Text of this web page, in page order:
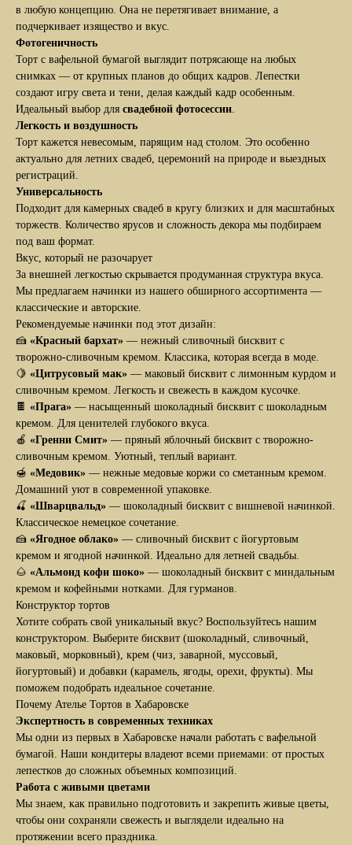
в любую концепцию. Она не перетягивает внимание, а
подчеркивает изящество и вкус.
Фотогеничность
Торт с вафельной бумагой выглядит потрясающе на любых
снимках — от крупных планов до общих кадров. Лепестки
создают игру света и тени, делая каждый кадр особенным.
Идеальный выбор для свадебной фотосессии.
Легкость и воздушность
Торт кажется невесомым, парящим над столом. Это особенно
актуально для летних свадеб, церемоний на природе и выездных
регистраций.
Универсальность
Подходит для камерных свадеб в кругу близких и для масштабных
торжеств. Количество ярусов и сложность декора мы подбираем
под ваш формат.
Вкус, который не разочарует
За внешней легкостью скрывается продуманная структура вкуса.
Мы предлагаем начинки из нашего обширного ассортимента —
классические и авторские.
Рекомендуемые начинки под этот дизайн:
🍰 «Красный бархат» — нежный сливочный бисквит с
творожно-сливочным кремом. Классика, которая всегда в моде.
🍋 «Цитрусовый мак» — маковый бисквит с лимонным курдом и
сливочным кремом. Легкость и свежесть в каждом кусочке.
🍫 «Прага» — насыщенный шоколадный бисквит с шоколадным
кремом. Для ценителей глубокого вкуса.
🍎 «Гренни Смит» — пряный яблочный бисквит с творожно-
сливочным кремом. Уютный, теплый вариант.
🍯 «Медовик» — нежные медовые коржи со сметанным кремом.
Домашний уют в современной упаковке.
🍒 «Шварцвальд» — шоколадный бисквит с вишневой начинкой.
Классическое немецкое сочетание.
🍰 «Ягодное облако» — сливочный бисквит с йогуртовым
кремом и ягодной начинкой. Идеально для летней свадьбы.
🌰 «Альмонд кофи шоко» — шоколадный бисквит с миндальным
кремом и кофейными нотками. Для гурманов.
Конструктор тортов
Хотите собрать свой уникальный вкус? Воспользуйтесь нашим
конструктором. Выберите бисквит (шоколадный, сливочный,
маковый, морковный), крем (чиз, заварной, муссовый,
йогуртовый) и добавки (карамель, ягоды, орехи, фрукты). Мы
поможем подобрать идеальное сочетание.
Почему Ателье Тортов в Хабаровске
Экспертность в современных техниках
Мы одни из первых в Хабаровске начали работать с вафельной
бумагой. Наши кондитеры владеют всеми приемами: от простых
лепестков до сложных объемных композиций.
Работа с живыми цветами
Мы знаем, как правильно подготовить и закрепить живые цветы,
чтобы они сохраняли свежесть и выглядели идеально на
протяжении всего праздника.